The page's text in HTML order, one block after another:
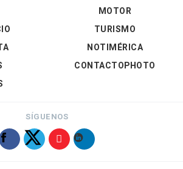
MOTOR
TURISMO
NOTIMÉRICA
CONTACTOPHOTO
SÍGUENOS